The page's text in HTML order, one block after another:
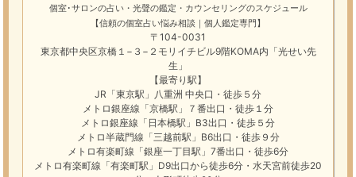
個室･サロンの占い・光聲の鑑定・カウンセリングのスケジュール
【信頼の個室占い悩み相談｜個人鑑定専門】
〒104-0031
東京都中央区京橋１−３−２モリイチビル9階KOMA内「光せい先
生」
【最寄り駅】
JR「東京駅」八重洲 中央口・徒歩５分
メトロ銀座線「京橋駅」７番出口・徒歩１分
メトロ銀座線「日本橋駅」B3出口・徒歩５分
メトロ半蔵門線「三越前駅」B6出口・徒歩９分
メトロ有楽町線「銀座一丁目駅」7番出口・徒歩6分
メトロ有楽町線「有楽町駅」D9出口から徒歩6分・水天宮前徒歩20